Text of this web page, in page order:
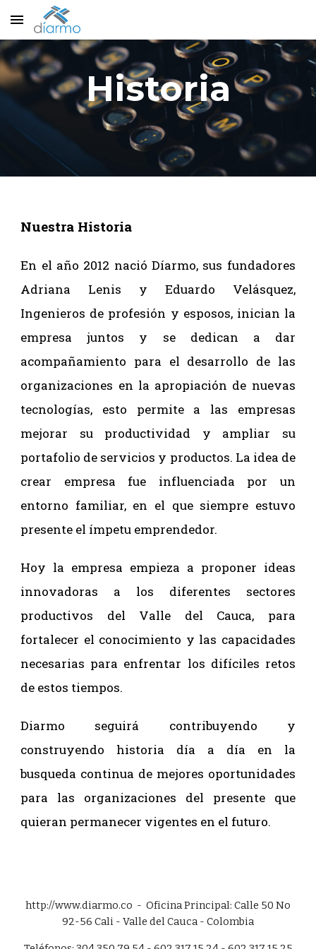
Skip to main content
Historia
Nuestra Historia
En el año 2012 nació Díarmo, sus fundadores
Adriana Lenis y Eduardo Velásquez,
Ingenieros de profesión y esposos, inician la
empresa juntos y se dedican a dar
acompañamiento para el desarrollo de las
organizaciones en la apropiación de nuevas
tecnologías, esto permite a las empresas
mejorar su productividad y ampliar su
portafolio de servicios y productos. La idea de
crear empresa fue influenciada por un
entorno familiar, en el que siempre estuvo
presente el ímpetu emprendedor.
Hoy la empresa empieza a proponer ideas
innovadoras a los diferentes sectores
productivos del Valle del Cauca, para
fortalecer el conocimiento y las capacidades
necesarias para enfrentar los difíciles retos
de estos tiempos.
Diarmo seguirá contribuyendo y
construyendo historia día a día en la
busqueda continua de mejores oportunidades
para las organizaciones del presente que
quieran permanecer vigentes en el futuro.
http://www.diarmo.co - Oficina Principal: Calle 50 No
92-56 Cali - Valle del Cauca - Colombia